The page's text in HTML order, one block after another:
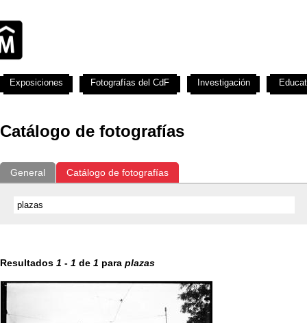
Catálogo de fotografías
General Catálogo de fotografías
Resultados 1 - 1 de 1 para plazas
Exposiciones Fotografías del CdF Investigación